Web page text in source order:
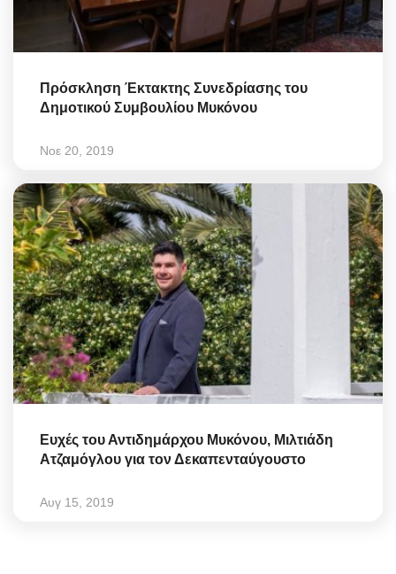
Πρόσκληση Έκτακτης Συνεδρίασης του
Δημοτικού Συμβουλίου Μυκόνου
Νοε 20, 2019
Ευχές του Αντιδημάρχου Μυκόνου, Μιλτιάδη
Ατζαμόγλου για τον Δεκαπενταύγουστο
Αυγ 15, 2019